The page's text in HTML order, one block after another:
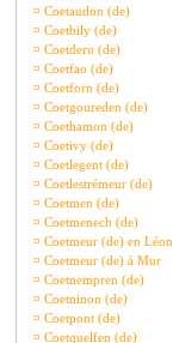
¤ Coetaudon (de)
¤ Coetbily (de)
¤ Coetderu (de)
¤ Coetfao (de)
¤ Coetforn (de)
¤ Coetgoureden (de)
¤ Coethamon (de)
¤ Coetivy (de)
¤ Coetlegent (de)
¤ Coetlestrémeur (de)
¤ Coetmen (de)
¤ Coetmenech (de)
¤ Coetmeur (de) en Léon
¤ Coetmeur (de) à Mur
¤ Coetnempren (de)
¤ Coetninon (de)
¤ Coetpont (de)
¤ Coetquelfen (de)